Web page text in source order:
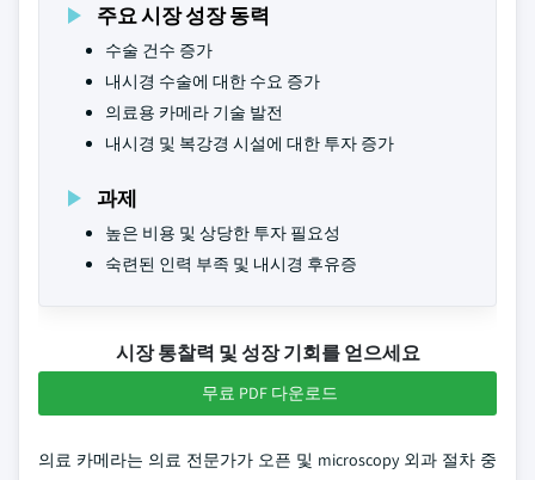
주요 시장 성장 동력
수술 건수 증가
내시경 수술에 대한 수요 증가
의료용 카메라 기술 발전
내시경 및 복강경 시설에 대한 투자 증가
과제
높은 비용 및 상당한 투자 필요성
숙련된 인력 부족 및 내시경 후유증
시장 통찰력 및 성장 기회를 얻으세요
무료 PDF 다운로드
의료 카메라는 의료 전문가가 오픈 및 microscopy 외과 절차 중